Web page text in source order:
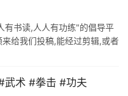
书读,人人有功练"的倡导平
给我们投稿,能经过剪辑,或者
武术 #拳击 #功夫